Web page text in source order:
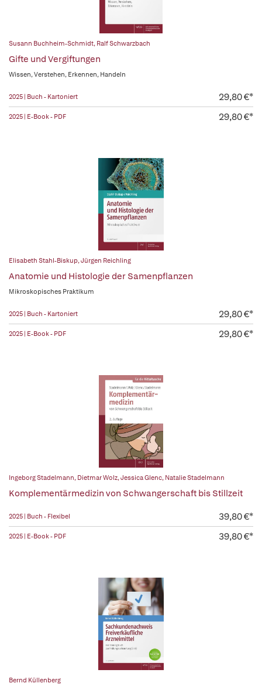
Susann Buchheim-Schmidt, Ralf Schwarzbach
Gifte und Vergiftungen
Wissen, Verstehen, Erkennen, Handeln
2025 | Buch - Kartoniert 29,80 €*
2025 | E-Book - PDF 29,80 €*
Elisabeth Stahl-Biskup,Jürgen Reichling
Anatomie und Histologie der Samenpflanzen
Mikroskopisches Praktikum
2025 | Buch - Kartoniert 29,80 €*
2025 | E-Book - PDF 29,80 €*
Ingeborg Stadelmann, Dietmar Wolz,Jessica Glenc, Natalie Stadelmann
Komplementärmedizin von Schwangerschaft bis Stillzeit
2025 | Buch - Flexibel 39,80 €*
2025 | E-Book - PDF 39,80 €*
Bernd Küllenberg